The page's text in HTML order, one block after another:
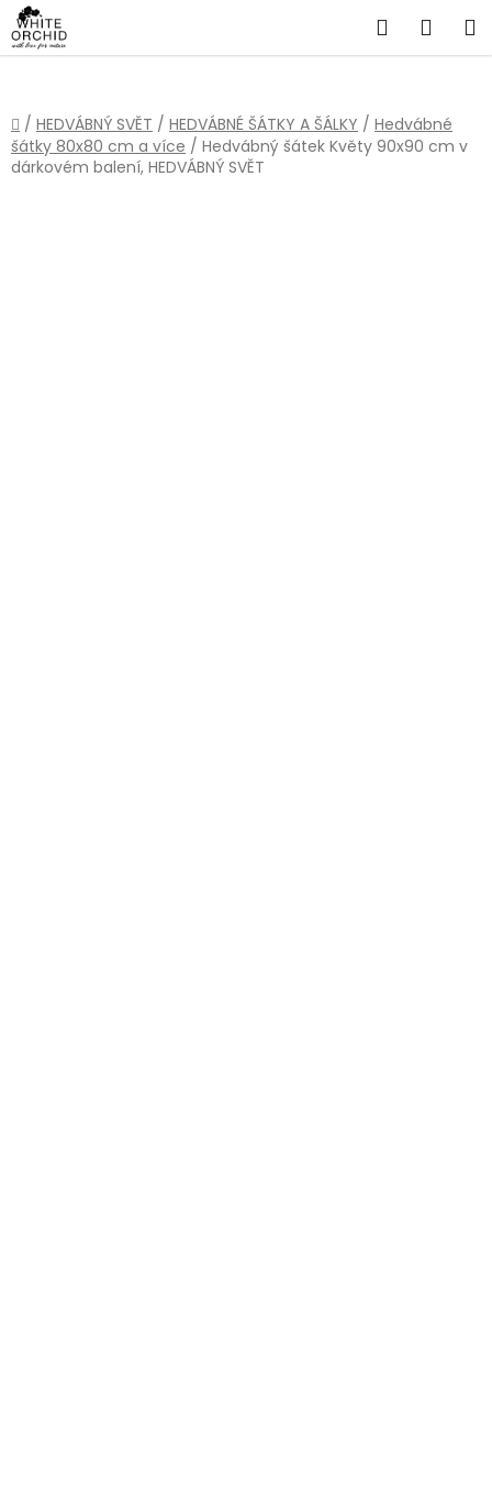
Přejít
na
obsah
Hledat
Domů
/ HEDVÁBNÝ SVĚT / HEDVÁBNÉ ŠÁTKY A ŠÁLKY / Hedvábné
šátky 80x80 cm a více / Hedvábný šátek Květy 90x90 cm v
dárkovém balení, HEDVÁBNÝ SVĚT